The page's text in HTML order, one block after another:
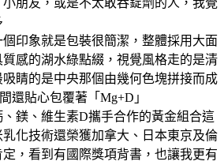
印象就是包裝很簡潔，整體採用大面
感的湖水綠點綴，視覺風格走的是清
睛的是中央那個由幾何色塊拼接而成
還貼心包覆著「Mg+D」
鎂、維生素D攜手合作的黃金組合這
乳化技術還榮獲加拿大、日本東京及倫
，看到有國際獎項背書，也讓我更有